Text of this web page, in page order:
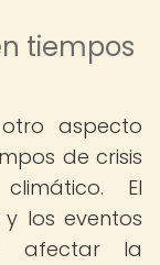
tiempos
aspecto
de crisis
El
los eventos
afectar la